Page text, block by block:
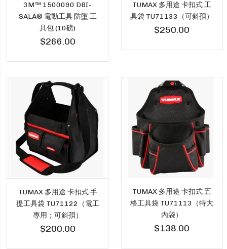
3M™ 1500090 DBI-
SALA® 電動工具 防墮 工
具包 (10磅)
$266.00
TUMAX 多用途 卡扣式 工
具袋 TU71133（可斜孭）
$250.00
TUMAX 多用途 卡扣式 手
提工具袋 TU71122（電工
專用；可斜孭）
$200.00
TUMAX 多用途 卡扣式 五
格工具袋 TU71113（特大
內袋）
$138.00